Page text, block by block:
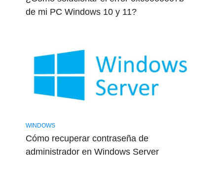
de mi PC Windows 10 y 11?
WINDOWS
Cómo recuperar contraseña de
administrador en Windows Server